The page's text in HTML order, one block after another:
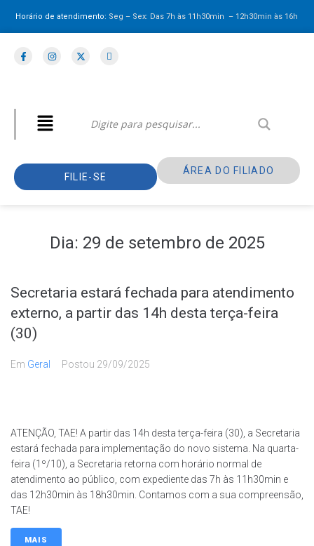
Horário de atendimento: Seg – Sex: Das 7h às 11h30min – 12h30minàs 16h
FILIE-SE
ÁREA DO FILIADO
Dia: 29 de setembro de 2025
Secretaria estará fechada para atendimento
externo, a partir das 14h desta terça-feira
(30)
Em Geral Postou 29/09/2025
ATENÇÃO, TAE! A partir das 14h desta terça-feira (30), a Secretaria
estará fechada para implementação do novo sistema. Na quarta-
feira (1º/10), a Secretaria retorna com horário normal de
atendimento ao público, com expediente das 7h às 11h30min e
das 12h30min às 18h30min. Contamos com a sua compreensão,
TAE!
MAIS